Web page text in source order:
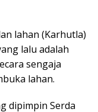
lahan (Karhutla)
lalu adalah
sengaja
lahan.
dipimpin Serda